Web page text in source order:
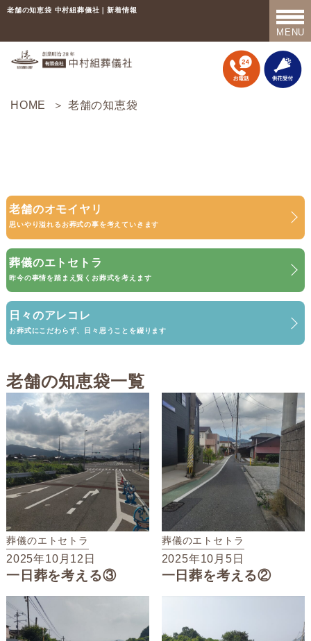
老舗の知恵袋 中村組葬儀社｜新着情報
MENU
TOP
中村組葬儀社の話
事前相談
事前準備について
お葬式が終わった翌日から…
終活の必要性について
供花受付
HOME ＞ 老舗の知恵袋
老舗のオモイヤリ
思いやり溢れるお葬式の事を考えていきます
葬儀のエトセトラ
昨今の事情を踏まえ賢くお葬式を考えます
日々のアレコレ
お葬式にこだわらず、日々思うことを綴ります
老舗の知恵袋一覧
葬儀のエトセトラ
2025年10月12日
一日葬を考える③
葬儀のエトセトラ
2025年10月5日
一日葬を考える②